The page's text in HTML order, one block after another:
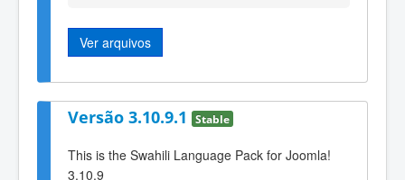
Ver arquivos
Versão 3.10.9.1 Stable
This is the Swahili Language Pack for Joomla!
3.10.9